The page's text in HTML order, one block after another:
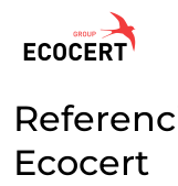
NUESTROS SERVICIOS
Certificación
Global
Global (español)
Ecocert